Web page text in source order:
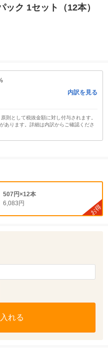
ク 1セット（12本）
内訳を見る
則として税抜金額に対し付与されます。
あります。詳細は内訳からご確認くださ
507円×12本
6,083円
お得
れる